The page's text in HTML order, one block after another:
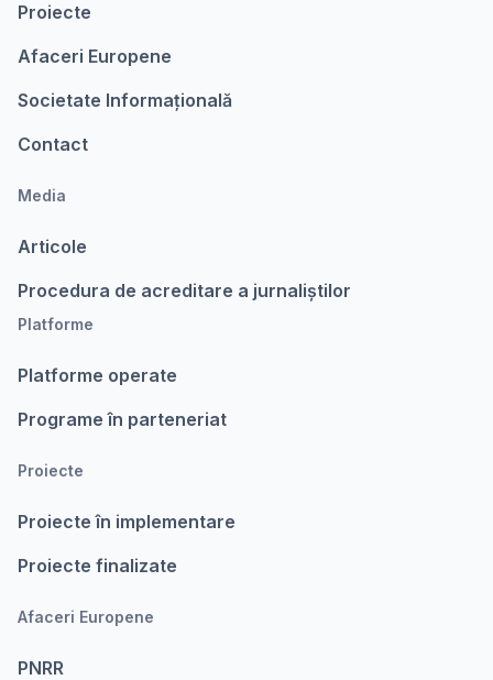
Proiecte
Afaceri Europene
Societate Informațională
Contact
Media
Articole
Procedura de acreditare a jurnaliștilor
Platforme
Platforme operate
Programe în parteneriat
Proiecte
Proiecte în implementare
Proiecte finalizate
Afaceri Europene
PNRR